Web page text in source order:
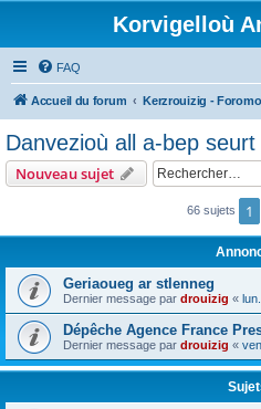
Korvigelloù
FAQ
Accueil du forum
Danvezioù all a-bep seurt
Nouveau sujet
66 sujets 1
Geriaoueg ar stlenneg
Dernier message par drouizig «
Dépêche Agence France
Dernier message par drouizig «